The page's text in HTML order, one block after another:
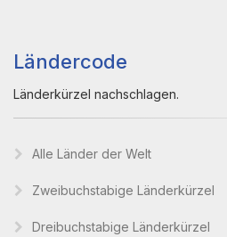
Ländercode
Länderkürzel nachschlagen.
Alle Länder der Welt
Zweibuchstabige Länderkürzel
Dreibuchstabige Länderkürzel